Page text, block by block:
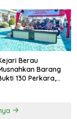
di Gang Angsa
Berau
Barang
130 Perkara,